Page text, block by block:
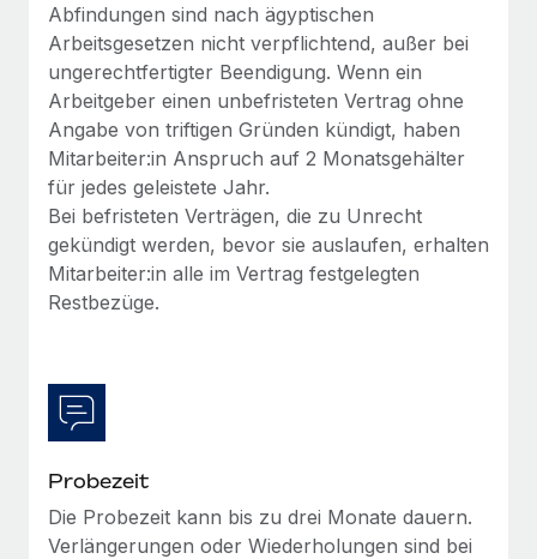
Abfindungen sind nach ägyptischen
Arbeitsgesetzen nicht verpflichtend, außer bei
ungerechtfertigter Beendigung. Wenn ein
Arbeitgeber einen unbefristeten Vertrag ohne
Angabe von triftigen Gründen kündigt, haben
Mitarbeiter:in Anspruch auf 2 Monatsgehälter
für jedes geleistete Jahr.
Bei befristeten Verträgen, die zu Unrecht
gekündigt werden, bevor sie auslaufen, erhalten
Mitarbeiter:in alle im Vertrag festgelegten
Restbezüge.
Probezeit
Die Probezeit kann bis zu drei Monate dauern.
Verlängerungen oder Wiederholungen sind bei